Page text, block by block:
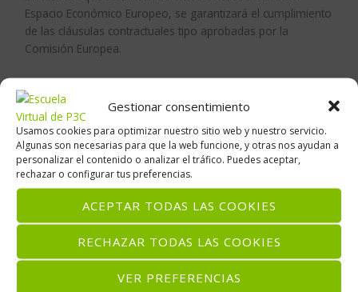
Gestionar consentimiento
Usamos cookies para optimizar nuestro sitio web y nuestro servicio.
Algunas son necesarias para que la web funcione, y otras nos ayudan a
personalizar el contenido o analizar el tráfico. Puedes aceptar,
rechazar o configurar tus preferencias.
ACEPTAR TODAS LAS COOKIES
RECHAZAR TODAS LAS COOKIES
VER PREFERENCIAS
Espacio Económico Europeo, se garantizará el cumplimiento
de las cláusulas contractuales tipo aprobadas por la
Comisión Europea.
7. Derechos del Usuario
El usuario puede ejercer los siguientes derechos:
Derecho de acceso a sus datos personales.
Derecho de rectificación de datos inexactos.
Derecho de supresión (derecho al olvido).
Derecho de oposición.
Derecho a la portabilidad de los datos.